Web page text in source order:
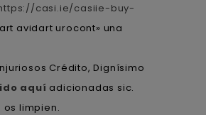
casi.ie/casiie-buy-
avidart urocont» una
Crédito, Dignísimo
aquí adicionadas sic.
limpien.